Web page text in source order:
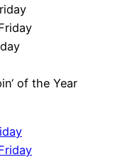
of the Year